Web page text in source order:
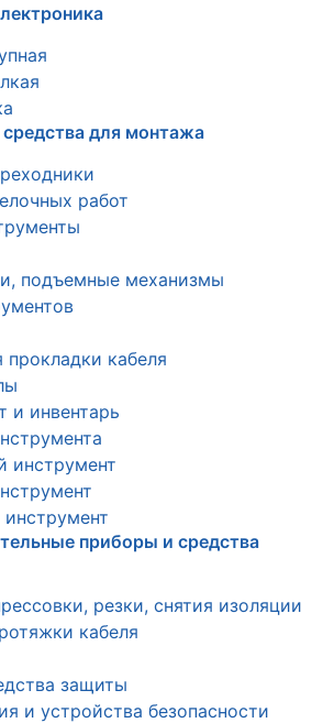
для монтажа
работ
подъемные механизмы
кабеля
и инвентарь
инструмент
приборы и средства
резки, снятия изоляции
кабеля
защиты
и устройства безопасности